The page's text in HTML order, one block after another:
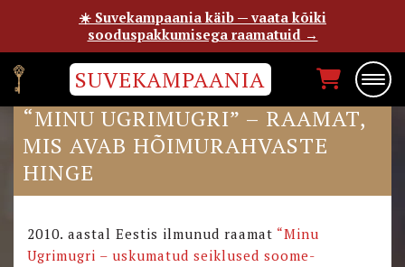
SUVEKAMPAANIA
TURU RAAMATUMESS ESITLEB:
“MINU UGRIMUGRI” – RAAMAT,
MIS AVAB HÕIMURAHVASTE
HINGE
2010. aastal Eestis ilmunud raamat “Minu
Ugrimugri – uskumatud seiklused soome-
☀️ Suvekampaania käib — vaata kõiki
sooduspakkumisega raamatuid →